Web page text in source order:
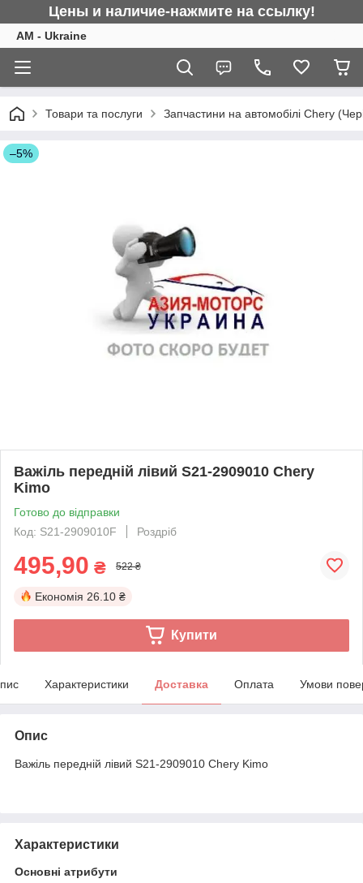
Цены и наличие-нажмите на ссылку!
AM - Ukraine
Товари та послуги Запчастини на автомобілі Chery
–5%
Важіль передній лівий S21-2909010 Chery
Kimo
Готово до відправки
Код: S21-2909010F
Роздріб
495,90 ₴ 522 ₴
Економія 26.10 ₴
Купити
Характеристики Доставка Оплата Умови
Опис
Важіль передній лівий S21-2909010 Chery Kimo
Характеристики
Основні атрибути